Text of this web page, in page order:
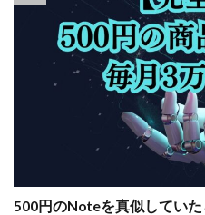
500円のNoteを真似してい